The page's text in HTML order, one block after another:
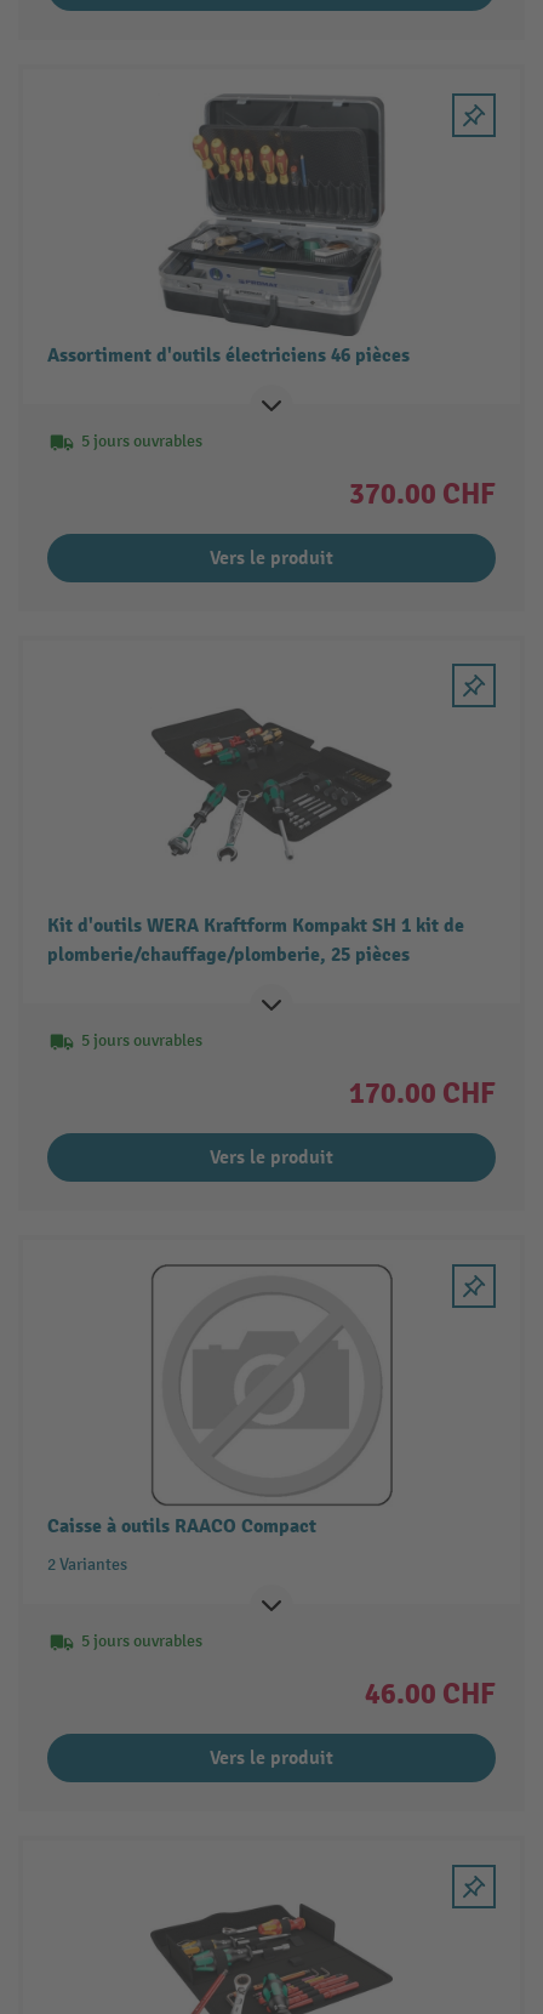
Assortiment d'outils électriciens 46 pièces
5 jours ouvrables
370.00 CHF
Vers le produit
Kit d'outils WERA Kraftform Kompakt SH 1 kit de
plomberie/chauffage/plomberie, 25 pièces
5 jours ouvrables
170.00 CHF
Vers le produit
Caisse à outils RAACO Compact
2 Variantes
5 jours ouvrables
46.00 CHF
Vers le produit